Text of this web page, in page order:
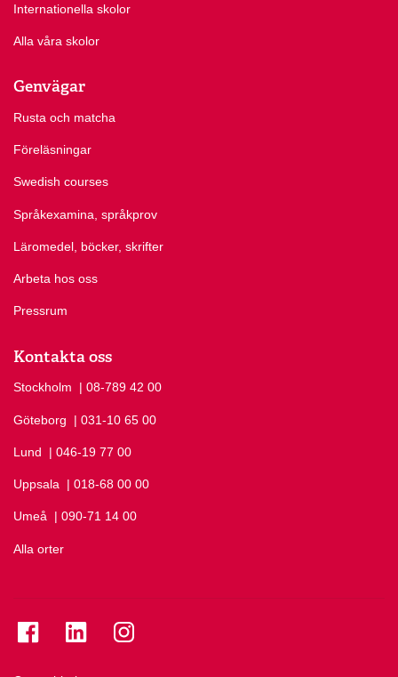
Internationella skolor
Alla våra skolor
Genvägar
Rusta och matcha
Föreläsningar
Swedish courses
Språkexamina, språkprov
Läromedel, böcker, skrifter
Arbeta hos oss
Pressrum
Kontakta oss
Stockholm Ring Stockholm på
| 08-789 42 00
Göteborg Ring Göteborg på
| 031-10 65 00
Lund Ring Lund på
| 046-19 77 00
Uppsala Ring Uppsala på
| 018-68 00 00
Umeå Ring Umeå på
| 090-71 14 00
Alla orter
Se folkuniversitetet på Facebook
Se folkuniversitetet på LinkedIn